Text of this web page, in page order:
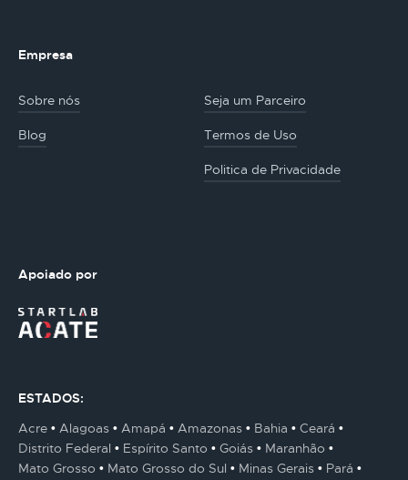
Empresa
Sobre nós Seja um Parceiro
Blog Termos de Uso
Politica de Privacidade
Apoiado por
ESTADOS:
Acre
Alagoas Amapá Amazonas Bahia
Ceará
Distrito Federal
Espírito Santo Goiás
Maranhão
Mato Grosso
Mato Grosso do Sul Minas Gerais
Pará